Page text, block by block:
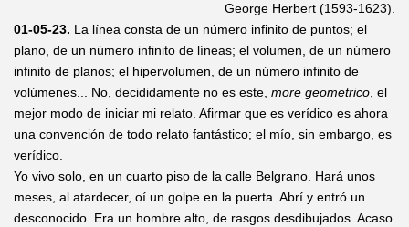
George Herbert (1593-1623).
01-05-23. La línea consta de un número infinito de puntos; el
plano, de un número infinito de líneas; el volumen, de un número
infinito de planos; el hipervolumen, de un número infinito de
volúmenes... No, decididamente no es este, more geometrico , el
mejor modo de iniciar mi relato. Afirmar que es verídico es ahora
una convención de todo relato fantástico; el mío, sin embargo, es
verídico.
Yo vivo solo, en un cuarto piso de la calle Belgrano. Hará unos
meses, al atardecer, oí un golpe en la puerta. Abrí y entró un
desconocido. Era un hombre alto, de rasgos desdibujados. Acaso